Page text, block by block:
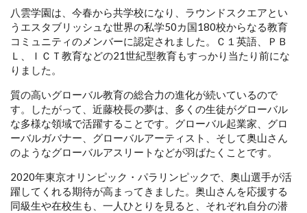
八雲学園は、今春から共学校になり、ラウンドスクエアとい
うエスタブリッシュな世界の私学50カ国180校からなる教育
コミュニティのメンバーに認定されました。Ｃ１英語、ＰＢ
Ｌ、ＩＣＴ教育などの21世紀型教育もすっかり当たり前にな
りました。
質の高いグローバル教育の総合力の進化が続いているので
す。したがって、近藤校長の夢は、多くの生徒がグローバル
な多様な領域で活躍することです。グローバル起業家、グロ
ーバルガバナー、グローバルアーティスト、そして奥山さん
のようなグローバルアスリートなどが羽ばたくことです。
2020年東京オリンピック・パラリンピックで、奥山選手が活
躍してくれる期待が高まってきました。奥山さんを応援する
同級生や在校生も、一人ひとりを見ると、それぞれ自分の潜